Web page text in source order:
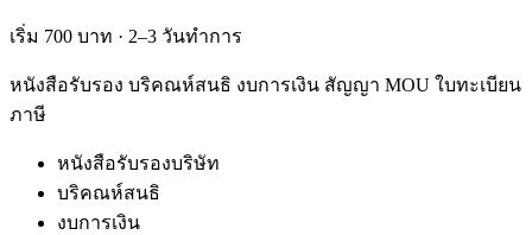
เริ่ม 700 บาท · 2–3 วันทำการ
หนังสือรับรอง บริคณห์สนธิ งบการเงิน สัญญา MOU ใบทะเบียน
ภาษี
หนังสือรับรองบริษัท
บริคณห์สนธิ
งบการเงิน